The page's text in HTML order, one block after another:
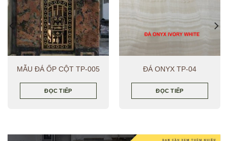
ONYX NEW HONEY
ĐỌC TIẾP
CAMBRIA ANNICCA
ĐỌC TIẾP